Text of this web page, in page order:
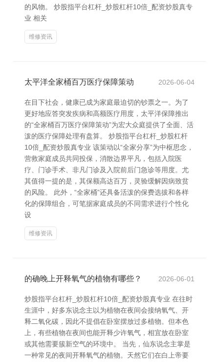
的风物。 炒股指平台杠杆_炒股杠杆10倍_配资炒股真专
业 相关
维修资讯
太平洋全家桶百万医疗保障策动 2026-06-04
在目下社会，健康已成为家庭最迫切的钞票之一。为了
更好地应答突发疾病和高额医疗用度，太平洋保障推出
的“全家桶百万医疗保障策动”为宏大众庭提供了全面、活
泼的医疗保障处理有盘算。 炒股指平台杠杆_炒股杠杆
10倍_配资炒股真专业 该策动以“全家分享”为中枢思念，
营救家庭成员共同投保，消散边界平凡，包括入院医
疗、门诊手术、非凡门诊及入院前后门急诊等用度。尤
其值得一提的是，其保额高达百万，灵验缓解因病致贫
的风险。 此外，“全家桶”还具备活泼的保费选拔和各样
化的保障组合，可笔据家庭成员的不同需求进行个性化
设
维修资讯
的确晚上开释氧气的植物有哪些？ 2026-06-01
炒股指平台杠杆_炒股杠杆10倍_配资炒股真专业 在往时
生涯中，好多东说念主以为植物在夜间会接纳氧气、开
释二氧化碳，因此不提倡在卧室摆放过多植物。但本色
上，有些植物在夜间也能开释少许氧气，相宜放在卧室
或其他需要簇新空气的环境中。 当先，仙东说念主掌是
一种常见的夜间开释氧气的植物。天然它们在白上帝要